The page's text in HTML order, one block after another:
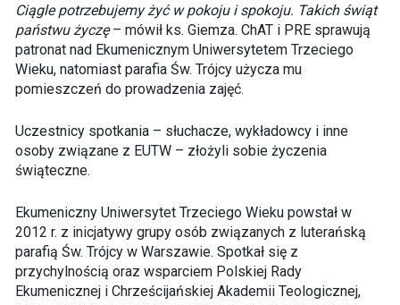
Ciągle potrzebujemy żyć w pokoju i spokoju. Takich świąt
państwu życzę– mówił ks. Giemza. ChAT i PRE sprawują
patronat nad Ekumenicznym Uniwersytetem Trzeciego
Wieku, natomiast parafia Św. Trójcy użycza mu
pomieszczeń do prowadzenia zajęć.
Uczestnicy spotkania – słuchacze, wykładowcy i inne
osoby związane z EUTW – złożyli sobie życzenia
świąteczne.
Ekumeniczny Uniwersytet Trzeciego Wieku powstał w
2012 r. z inicjatywy grupy osób związanych z luterańską
parafią Św. Trójcy w Warszawie. Spotkał się z
przychylnością oraz wsparciem Polskiej Rady
Ekumenicznej i Chrześcijańskiej Akademii Teologicznej,